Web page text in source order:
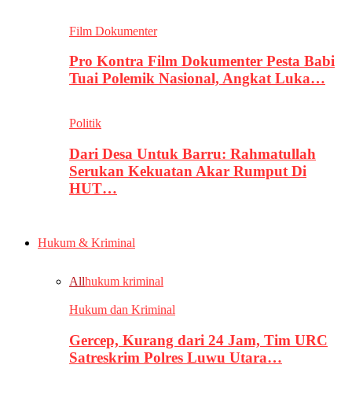
Film Dokumenter
Pro Kontra Film Dokumenter Pesta Babi
Tuai Polemik Nasional, Angkat Luka…
Politik
Dari Desa Untuk Barru: Rahmatullah
Serukan Kekuatan Akar Rumput Di
HUT…
Hukum & Kriminal
Allhukum kriminal
Hukum dan Kriminal
Gercep, Kurang dari 24 Jam, Tim URC
Satreskrim Polres Luwu Utara…